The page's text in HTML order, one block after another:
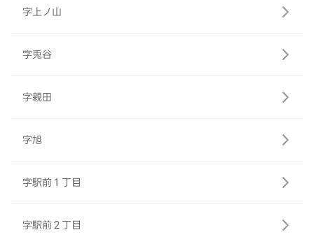
字上ノ山
字兎谷
字親田
字旭
字駅前１丁目
字駅前２丁目